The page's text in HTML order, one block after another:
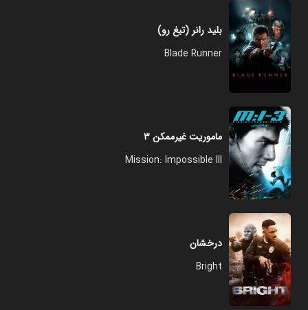
بلید رانر (تیغ رو)
Blade Runner
ماموریت غیرممکن ۳
Mission: Impossible III
درخشان
Bright